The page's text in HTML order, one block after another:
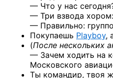
— Что у нас
— Три взвода
— Правильно:
Покупаешь Playboy,
(После нескольких
— Зачем ходить на
Московского
Ты командир, твоя